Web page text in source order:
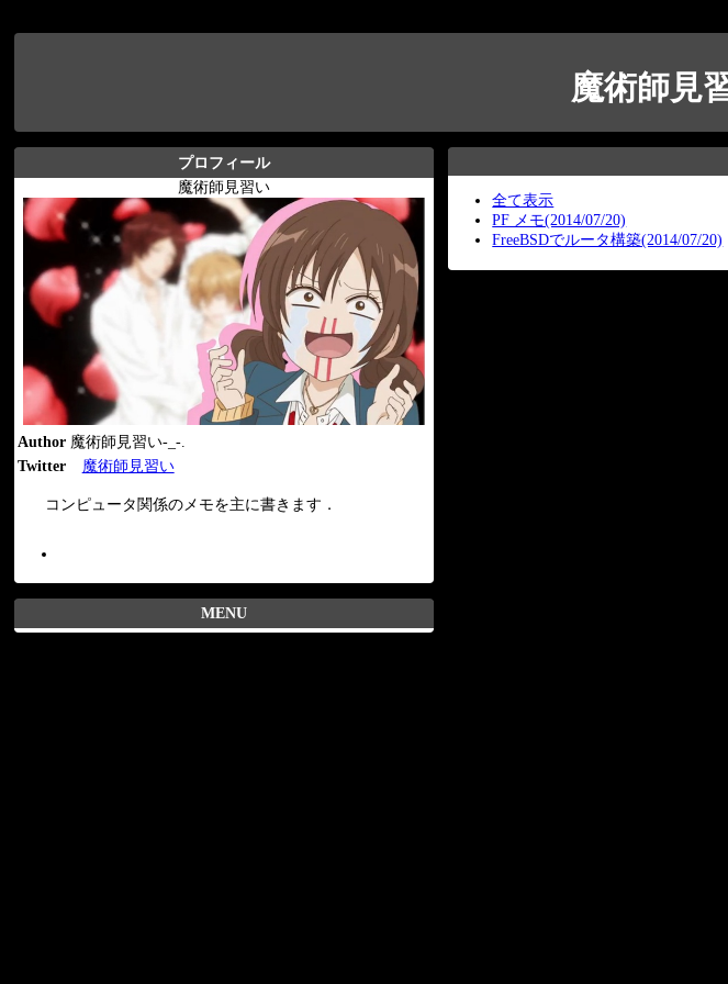
魔術師見
プロフィール
魔術師見習い
Author 魔術師見習い-_-.
Twitter
魔術師見習い
コンピュータ関係のメモを主に書きます．
MENU
全て表示
PF メモ(2014/07/20)
FreeBSDでルータ構築(2014/07/20)